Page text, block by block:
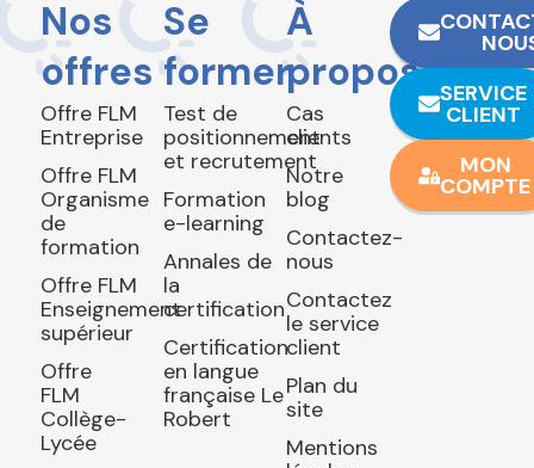
Nos
offres
Offre FLM
Entreprise
Offre FLM
Organisme
de
formation
Offre FLM
Enseignement
supérieur
Offre
FLM
Collège-
Lycée
Se
former
Test de
positionnement
et recrutement
Formation
e-learning
Annales de
la
certification
Certification
en langue
française Le
Robert
À
propos
Cas
clients
Notre
blog
Contactez-
nous
Contactez
le service
client
Plan du
site
Mentions
SERVICE
CLIENT
MON
COMPTE